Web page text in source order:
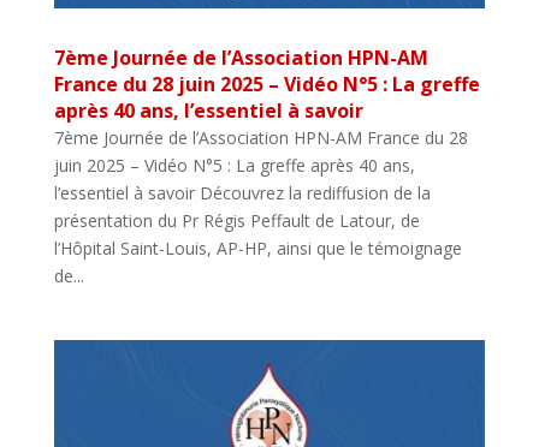
7ème Journée de l’Association HPN-AM
France du 28 juin 2025 – Vidéo N°5 : La greffe
après 40 ans, l’essentiel à savoir
7ème Journée de l’Association HPN-AM France du 28
juin 2025 – Vidéo N°5 : La greffe après 40 ans,
l’essentiel à savoir Découvrez la rediffusion de la
présentation du Pr Régis Peffault de Latour, de
l’Hôpital Saint-Louis, AP-HP, ainsi que le témoignage
de...